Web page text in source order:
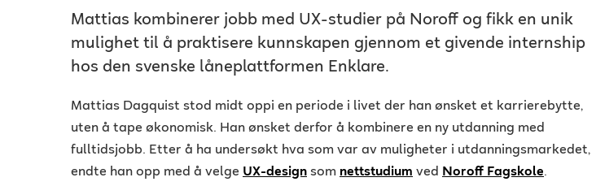
Mattias kombinerer jobb med UX-studier på Noroff og fikk en unik
mulighet til å praktisere kunnskapen gjennom et givende internship
hos den svenske låneplattformen Enklare.
Mattias Dagquist stod midt oppi en periode i livet der han ønsket et karrierebytte,
uten å tape økonomisk. Han ønsket derfor å kombinere en ny utdanning med
fulltidsjobb. Etter å ha undersøkt hva som var av muligheter i utdanningsmarkedet,
endte han opp med å velge UX-design som nettstudium ved Noroff Fagskole.